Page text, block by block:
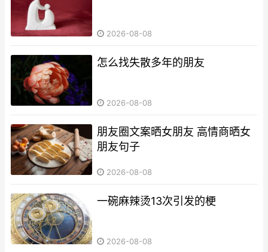
2026-08-08
怎么找失散多年的朋友
2026-08-08
朋友圈文案晒女朋友 高情商晒女
朋友句子
2026-08-08
一碗麻辣烫13次引发的梗
2026-08-08